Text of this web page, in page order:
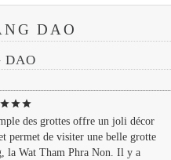
DAO
DAO
starstarstar
des grottes offre un joli décor
permet de visiter une belle grotte
la Wat Tham Phra Non. Il y a